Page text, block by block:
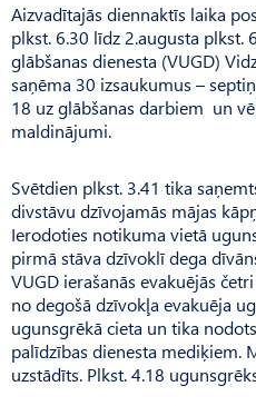
Aizvadītajās diennaktīs laika
plkst. 6.30 līdz 2.augusta plkst.
glābšanas dienesta (VUGD)
saņēma 30 izsaukumus –
18 uz glābšanas darbiem un
maldinājumi.
Svētdien plkst. 3.41 tika
divstāvu dzīvojamās mājas
Ierodoties notikuma vietā
pirmā stāva dzīvoklī dega
VUGD ierašanās evakuējās
no degošā dzīvokļa evakuēja
ugunsgrēkā cieta un tika
palīdzības dienesta mediķiem.
uzstādīts. Plkst. 4.18